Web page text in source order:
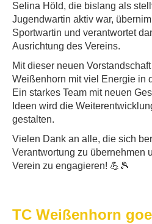
Selina Höld, die bislang als
Jugendwartin aktiv war,
Sportwartin und verantwortet
Ausrichtung des Vereins.
Mit dieser neuen
Weißenhorn mit viel Energie in
Ein starkes Team mit neuen
Ideen wird die
gestalten.
Vielen Dank an alle, die sich
Verantwortung zu übernehmen
Verein zu engagieren! 💪🎾
TC Weißenhorn